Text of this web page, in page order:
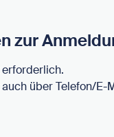
zur
über Telefon/